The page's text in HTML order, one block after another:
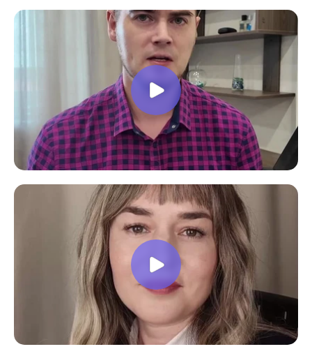
доволен, в работе всё пригодилось!